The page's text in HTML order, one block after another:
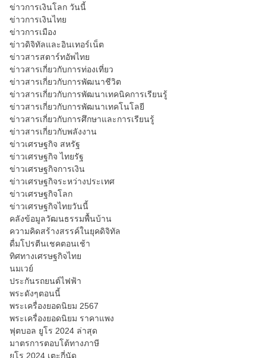
ข่าวการเงินโลก วันนี้
ข่าวการเงินไทย
ข่าวการเมือง
ข่าวดิจิทัลและอินเทอร์เน็ต
ข่าวสารสตาร์ทอัพไทย
ข่าวสารเกี่ยวกับการท่องเที่ยว
ข่าวสารเกี่ยวกับการพัฒนาชีวิต
ข่าวสารเกี่ยวกับการพัฒนาเทคนิคการเรียนรู้
ข่าวสารเกี่ยวกับการพัฒนาเทคโนโลยี
ข่าวสารเกี่ยวกับการศึกษาและการเรียนรู้
ข่าวสารเกี่ยวกับพลังงาน
ข่าวเศรษฐกิจ สหรัฐ
ข่าวเศรษฐกิจ ไทยรัฐ
ข่าวเศรษฐกิจการเงิน
ข่าวเศรษฐกิจระหว่างประเทศ
ข่าวเศรษฐกิจโลก
ข่าวเศรษฐกิจไทยวันนี้
คลังข้อมูลวัฒนธรรมพื้นบ้าน
ความคิดสร้างสรรค์ในยุคดิจิทัล
ดื่มโปรตีนเชคตอนเช้า
ทิศทางเศรษฐกิจไทย
นมเวย์
ประกันรถยนต์ไฟฟ้า
พระดังๆตอนนี้
พระเครื่องยอดนิยม 2567
พระเครื่องยอดนิยม ราคาแพง
ฟุตบอล ยูโร 2024 ล่าสุด
มาตรการตอบโต้ทางภาษี
ยูโร 2024 เตะกี่นัด